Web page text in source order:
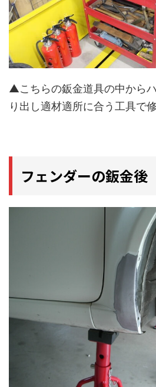
▲こちらの鈑金道具の中から
り出し適材適所に合う工具で
フェンダーの鈑金後